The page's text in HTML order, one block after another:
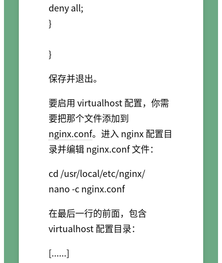
deny all;
}
保存并退出。
要启用 virtualhost 配置，你需
要把那个文件添加到
nginx.conf。进入 nginx 配置目
录并编辑 nginx.conf 文件：
cd /usr/local/etc/nginx/
在最后一行的前面，包含
virtualhost 配置目录：
[......]